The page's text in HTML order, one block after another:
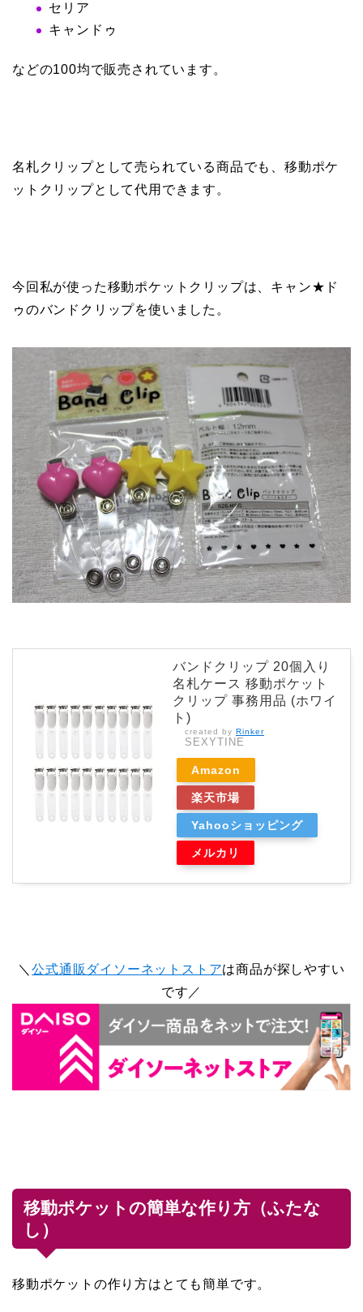
セリア
キャンドゥ
などの100均で販売されています。
名札クリップとして売られている商品でも、移動ポケ
ットクリップとして代用できます。
今回私が使った移動ポケットクリップは、キャン★ド
ゥのバンドクリップを使いました。
バンドクリップ 20個入り
名札ケース 移動ポケット
クリップ 事務用品 (ホワイ
ト)
created by Rinker
SEXYTINE
Amazon
楽天市場
Yahooショッピング
メルカリ
＼公式通販ダイソーネットストアは商品が探しやすい
です／
移動ポケットの簡単な作り方（ふたな
し）
移動ポケットの作り方はとても簡単です。